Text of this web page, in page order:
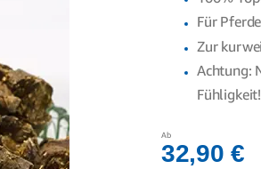
Für
Zur
Achtung:
Fühligkeit!
Ab
32,90 €